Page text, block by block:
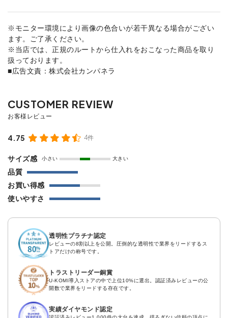
※モニター環境により画像の色合いが若干異なる場合がござい
ます。ご了承ください。
※当店では、正規のルートから仕入れをおこなった商品を取り
扱っております。
■広告文責：株式会社カンパネラ
4.75 4件
サイズ感 小さい 大きい
品質
お買い得感
使いやすさ
透明性プラチナ認定
レビューの8割以上を公開。圧倒的な透明性で業界をリードするス
トアだけの称号です。
トラストリーダー銅賞
U-KOMI導入ストアの中で上位10%に選出。認証済みレビューの公
開数で業界をリードする存在です。
実績ダイヤモンド認定